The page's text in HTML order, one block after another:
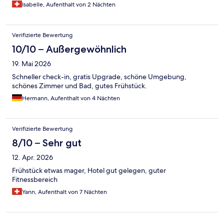
Isabelle, Aufenthalt von 2 Nächten
Verifizierte Bewertung
10/10 – Außergewöhnlich
19. Mai 2026
Schneller check-in, gratis Upgrade, schöne Umgebung,
schönes Zimmer und Bad, gutes Frühstück.
Hermann, Aufenthalt von 4 Nächten
Verifizierte Bewertung
8/10 – Sehr gut
12. Apr. 2026
Frühstück etwas mager, Hotel gut gelegen, guter
Fitnessbereich
Yann, Aufenthalt von 7 Nächten